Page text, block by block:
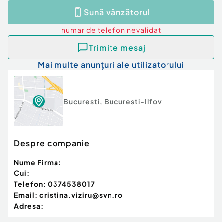
doresc o locuinИ›Дѓ вЂћready to moveвЂќ ce
reflectДѓ un stil de viaИ›Дѓ premium.
Disponibil imediat, pentru clienИ›i care
apreciazДѓ calitatea, discreИ›ia И™i
poziИ›ionarea de top. ...
Confort:1
Tip imobil:Bloc de apartamente
Număr Băi:
Comision cumpărător:
Posibilitate parcare: Da
Sună vânzătorul
numar de telefon nevalidat
Trimite mesaj
Mai multe anunțuri ale utilizatorului
Bucuresti, Bucuresti-Ilfov
Despre companie
Nume Firma:
Cui:
Telefon: 0374538017
Email: cristina.viziru@svn.ro
Adresa: